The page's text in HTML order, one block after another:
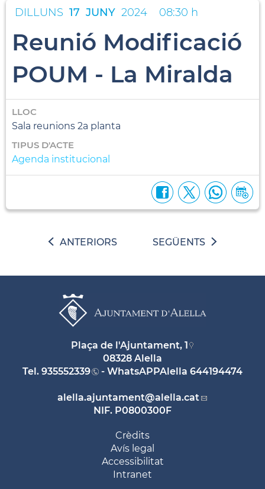
DILLUNS 17 JUNY 2024 08:30 h
Reunió Modificació
POUM - La Miralda
LLOC
Sala reunions 2a planta
TIPUS D'ACTE
Agenda institucional
ANTERIORS SEGÜENTS
Plaça de l'Ajuntament, 1
08328 Alella
Tel. 935552339 - WhatsAPPAlella 644194474
alella.ajuntament@alella.cat
NIF. P0800300F
Crèdits
Avís legal
Accessibilitat
Intranet